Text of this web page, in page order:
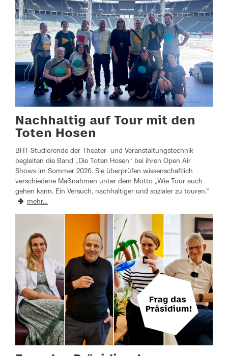
Nachhaltig auf Tour mit den
Toten Hosen
BHT-Studierende der Theater- und Veranstaltungstechnik
begleiten die Band „Die Toten Hosen“ bei ihren Open Air
Shows im Sommer 2026. Sie überprüfen wissenschaftlich
verschiedene Maßnahmen unter dem Motto „Wie Tour auch
gehen kann. Ein Versuch, nachhaltiger und sozialer zu touren."
mehr…